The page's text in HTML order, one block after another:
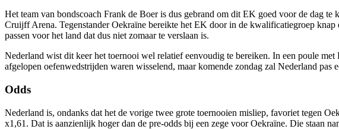
Het team van bondscoach Frank de Boer is dus gebrand om dit EK goed voor de dag
Cruijff Arena. Tegenstander Oekraïne bereikte het EK door in de kwalificatiegroep
passen voor het land dat dus niet zomaar te verslaan is.
Nederland wist dit keer het toernooi wel relatief eenvoudig te bereiken. In een poule
afgelopen oefenwedstrijden waren wisselend, maar komende zondag zal Nederland pas
Odds
Nederland is, ondanks dat het de vorige twee grote toernooien misliep, favoriet tegen
x1,61. Dat is aanzienlijk hoger dan de pre-odds bij een zege voor Oekraïne. Die staan